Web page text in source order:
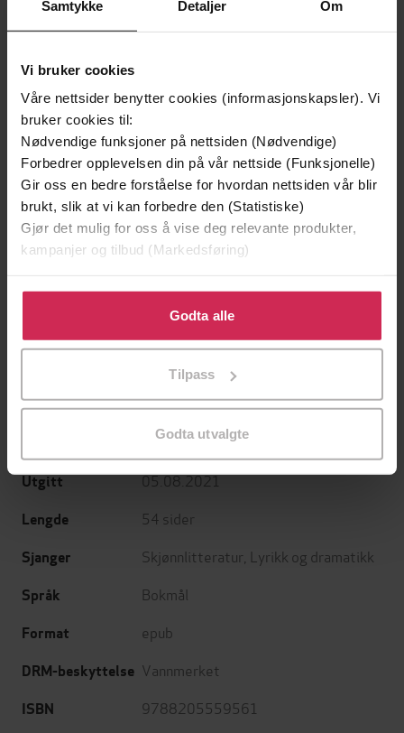
Samtykke Detaljer Om
Vi bruker cookies
Våre nettsider benytter cookies (informasjonskapsler). Vi
bruker cookies til:
Nødvendige funksjoner på nettsiden (Nødvendige)
Forbedrer opplevelsen din på vår nettside (Funksjonelle)
Gir oss en bedre forståelse for hvordan nettsiden vår blir
brukt, slik at vi kan forbedre den (Statistiske)
Gjør det mulig for oss å vise deg relevante produkter,
kampanjer og tilbud (Markedsføring)
Klikk på «Godta alle» for å gi oss ditt samtykke til å
bruke cookies for alle disse formålene. Du kan også
tilpasse ditt samtykke til spesifikke formål ved å klikke
Godta alle
Tilpass
Godta utvalgte
169,-
Mormor danset i regnet
Trude Teige
Arv og miljø
Forfattere Stig Holmås(forfatter)
Gyldendal
Utgitt 05.08.2021
Lengde 54 sider
Sjanger Skjønnlitteratur Lyrikk og dramatikk
Språk Bokmål
Format epub
DRM-beskyttelse Vannmerket
ISBN 9788205559561